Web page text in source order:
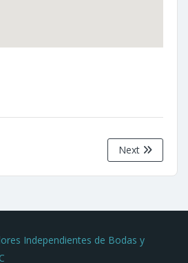
Next
Independientes de Bodas y